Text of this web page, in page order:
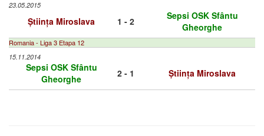
23.05.2015
Știința Miroslava 1 - 2
Sepsi OSK Sfântu
Gheorghe
Romania - Liga 3 Etapa 12
15.11.2014
Sepsi OSK Sfântu
Gheorghe
2 - 1 Știința Miroslava